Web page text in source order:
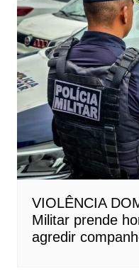
VIOLÊNCIA
Militar prende
agredir